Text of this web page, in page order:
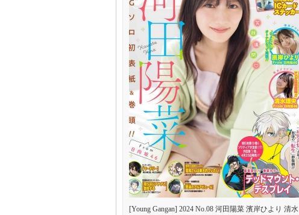
[Young Gangan] 2024 No.08 河田陽菜 濱岸ひより 清水